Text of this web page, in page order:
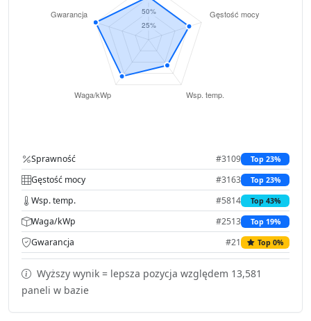
Sprawność #3109 Top 23%
Gęstość mocy #3163 Top 23%
Wsp. temp. #5814 Top 43%
Waga/kWp #2513 Top 19%
Gwarancja #21 Top 0%
Wyższy wynik = lepsza pozycja względem 13,581
paneli w bazie